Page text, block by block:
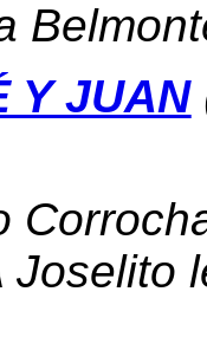
Y JUAN
Joselito